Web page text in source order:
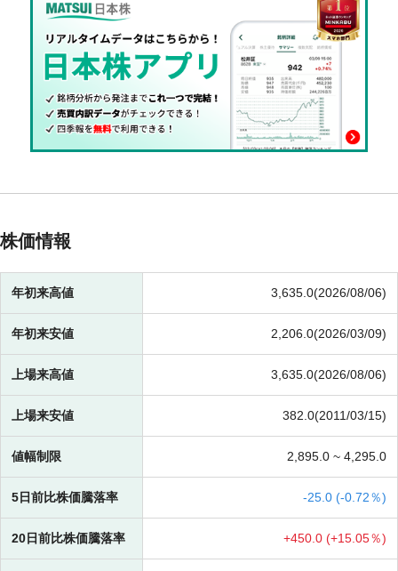
株価情報
年初来高値 3,635.0(2026/08/06)
年初来安値 2,206.0(2026/03/09)
上場来高値 3,635.0(2026/08/06)
上場来安値 382.0(2011/03/15)
値幅制限 2,895.0 ~ 4,295.0
5日前比株価騰落率 -25.0 (-0.72％)
20日前比株価騰落率 +450.0 (+15.05％)